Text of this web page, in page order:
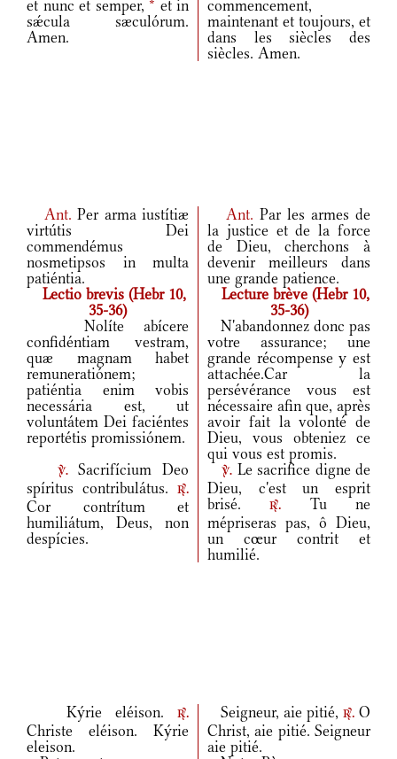
et nunc et semper, * et in
sǽcula sæculórum.
Amen.
commencement,
maintenant et toujours, et
dans les siècles des
siècles. Amen.
Ant. Per arma iustítiæ
virtútis Dei
commendémus
nosmetipsos in multa
patiéntia.
Ant. Par les armes de
la justice et de la force
de Dieu, cherchons à
devenir meilleurs dans
une grande patience.
Lectio brevis (Hebr 10,
35-36)
Lecture brève (Hebr 10,
35-36)
Nolíte abícere
confidéntiam vestram,
quæ magnam habet
remuneratiónem;
patiéntia enim vobis
necessária est, ut
voluntátem Dei faciéntes
reportétis promissiónem.
N'abandonnez donc pas
votre assurance; une
grande récompense y est
attachée.Car la
persévérance vous est
nécessaire afin que, après
avoir fait la volonté de
Dieu, vous obteniez ce
qui vous est promis.
v.Sacrifícium Deo
spíritus contribulátus.
r.
Cor contrítum et
humiliátum, Deus, non
despícies.
v. Le sacrifice digne de
Dieu, c'est un esprit
brisé.r.
Tu ne
mépriseras pas, ô Dieu,
un cœur contrit et
humilié.
Kýrie eléison. r.
Christe eléison. Kýrie
eleison.
Seigneur, aie pitié, r. O
Christ, aie pitié. Seigneur
aie pitié.